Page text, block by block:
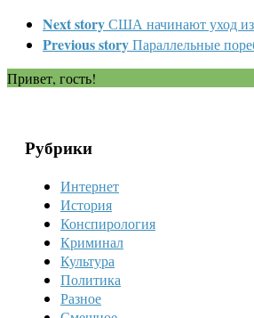
Next storyСША начинают уход
Previous storyПараллельные
Привет, гость!
Рубрики
Интернет
История
Конспирология
Криминал
Культура
Политика
Разное